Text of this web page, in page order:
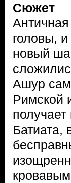
Сюжет
головы,
новый
Ашур сам
Римской
Батиата,